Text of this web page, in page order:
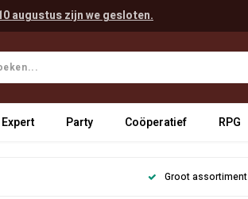
augustus zijn we gesloten.
Expert Party Coöperatief RPG
Groot assortiment